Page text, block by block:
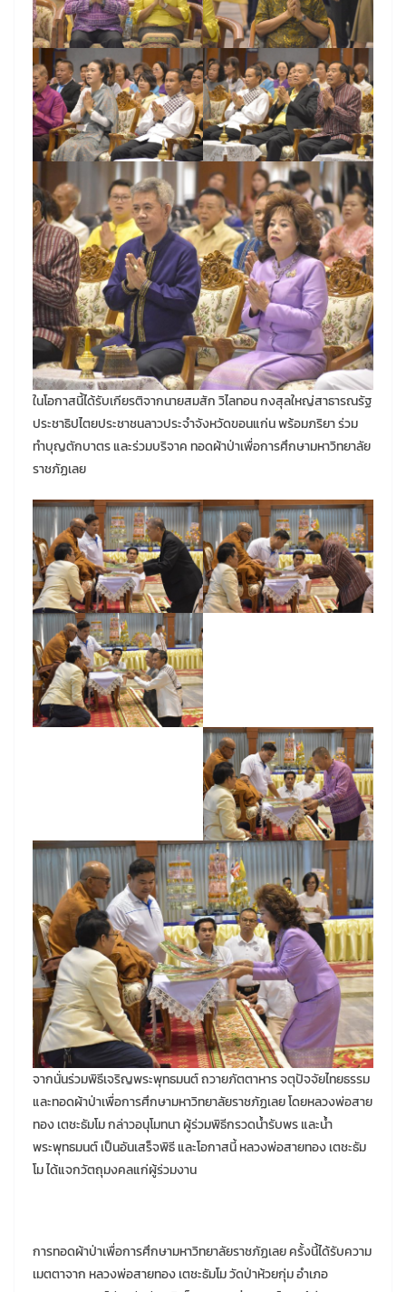
ในโอกาสนี้ได้รับเกียรติจากนายสมสัก วิไลทอน กงสุลใหญ่สาธารณรัฐ
ประชาธิปไตยประชาชนลาวประจำจังหวัดขอนแก่น พร้อมภริยา ร่วม
ทำบุญตักบาตร และร่วมบริจาค ทอดผ้าป่าเพื่อการศึกษามหาวิทยาลัย
ราชภัฏเลย
จากนั่นร่วมพิธีเจริญพระพุทธมนต์ ถวายภัตตาหาร จตุปัจจัยไทยธรรม
และทอดผ้าป่าเพื่อการศึกษามหาวิทยาลัยราชภัฏเลย โดยหลวงพ่อสาย
ทอง เตชะธัมโม กล่าวอนุโมทนา ผู้ร่วมพิธีกรวดน้ำรับพร และน้ำ
พระพุทธมนต์ เป็นอันเสร็จพิธี และโอกาสนี้ หลวงพ่อสายทอง เตชะธัม
โม ได้แจกวัตถุมงคลแก่ผู้ร่วมงาน
การทอดผ้าป่าเพื่อการศึกษามหาวิทยาลัยราชภัฏเลย ครั้งนี้ได้รับความ
เมตตาจาก หลวงพ่อสายทอง เตชะธัมโม วัดป่าห้วยกุ่ม อำเภอ